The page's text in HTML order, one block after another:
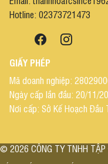
Hotline: 02373721473
GIẤY PHÉP
Mã doanh nghiệp:
Ngày cấp lần đầu: 20/11/
Nơi cấp: Sở Kế Hoạch Đầu
© 2026 CÔNG TY TNHH